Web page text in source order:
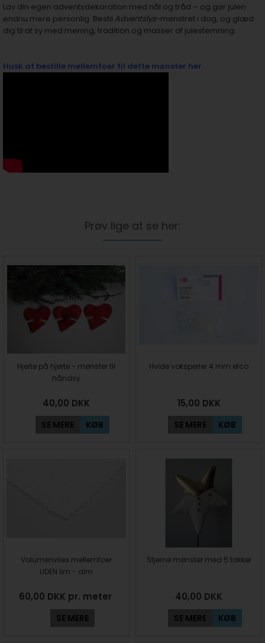
Lav din egen adventsdekoration med nål og tråd – og gør julen
endnu mere personlig. Bestil Adventslys-mønstret i dag, og glæd
dig til at sy med mening, tradition og masser af julestemning.
Husk at bestille mellemfoer til dette mønster her
Prøv lige at se her:
Hjerte på hjerte - mønster til
håndsy
40,00 DKK
SE MERE KØB
Hvide voksperler 4 mm efco
15,00 DKK
SE MERE KØB
Volumenvlies mellemfoer
UDEN lim - alm
60,00 DKK pr. meter
SE MERE
Stjerne mønster med 5 takker
40,00 DKK
SE MERE KØB